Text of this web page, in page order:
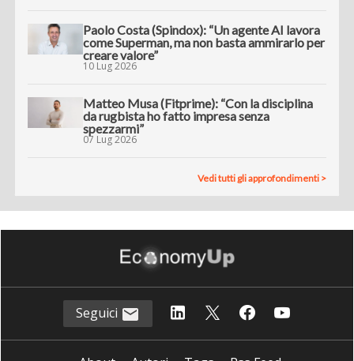
Paolo Costa (Spindox): “Un agente AI lavora
come Superman, ma non basta ammirarlo per
creare valore”
10 Lug 2026
Matteo Musa (Fitprime): “Con la disciplina
da rugbista ho fatto impresa senza
spezzarmi”
07 Lug 2026
Vedi tutti gli approfondimenti >
Seguici